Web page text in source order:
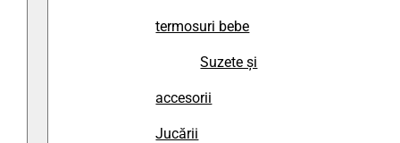
termosuri bebe
Suzete și
accesorii
Jucării